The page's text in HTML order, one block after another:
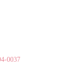
0037